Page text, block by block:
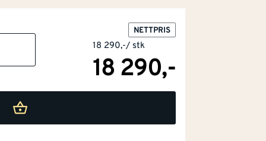
NETTPRIS
18 290,-/ stk
18 290,-
finér